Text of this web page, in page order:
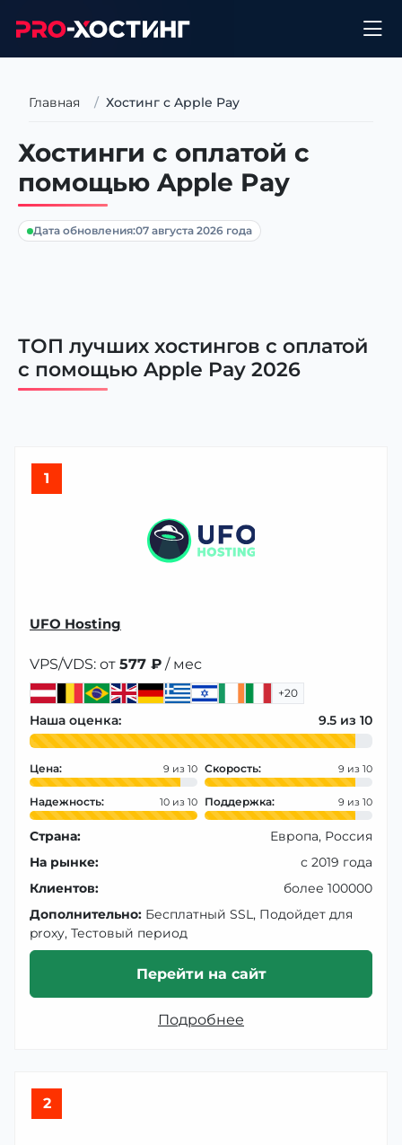
Главная Хостинг с Apple Pay
Хостинги с оплатой с
помощью Apple Pay
Дата обновления:07 августа 2026 года
ТОП лучших хостингов с оплатой
с помощью Apple Pay 2026
1
UFO Hosting
VPS/VDS: от 577 ₽ / мес
+20
Наша оценка: 9.5
Цена: 9 Скорость: 9
Надежность: 10 Поддержка: 9
Страна:
Европа, Россия
На рынке:
с 2019 года
Клиентов:
более 100000
Дополнительно: Бесплатный SSL, Подойдет для
proxy, Тестовый период
Перейти на сайт
Подробнее
2